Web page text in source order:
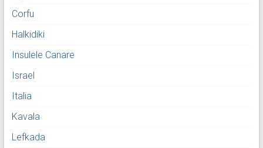
Corfu
Halkidiki
Insulele Canare
Israel
Italia
Kavala
Lefkada